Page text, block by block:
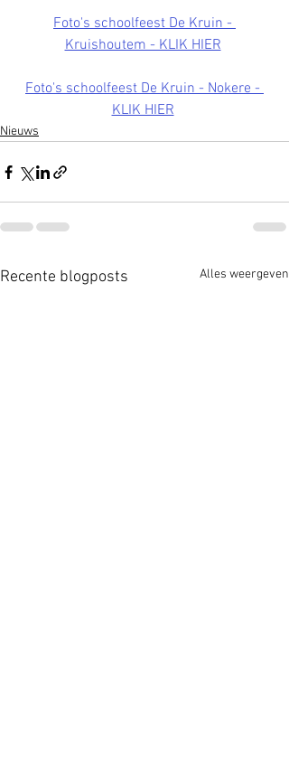
Foto's schoolfeest De Kruin -
Kruishoutem - KLIK HIER
Foto's schoolfeest De Kruin - Nokere -
KLIK HIER
Nieuws
Recente blogposts Alles weergeven